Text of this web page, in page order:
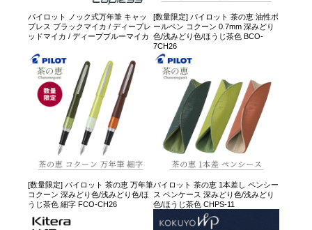
パイロット ノック式万年筆 キャッ
プレス ブラックマイカ / ディープレ
ッドマイカ / ディープブルーマイカ
[数量限定] パイロット 茶の恵 油性ボ
ールペン コクーン 0.7mm 深みどり
色/浅みどり色/ほうじ茶色 BCO-
7CH26
[数量限定] パイロット 茶の恵 万年筆
コクーン 深みどり色/浅みどり色/ほ
うじ茶色 細字 FCO-CH26
パイロット 茶の恵 1本差し ペンシー
ス ペンケース 深みどり色/浅みどり
色/ほうじ茶色 CHPS-11